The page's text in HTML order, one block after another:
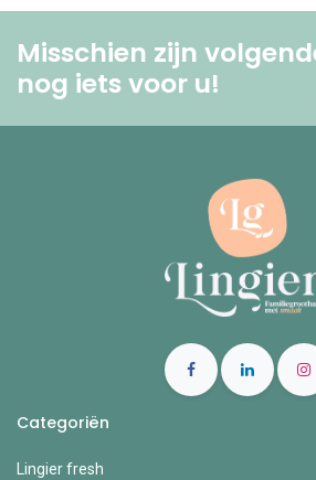
Misschien zijn
nog iets voor u! ​
Categoriën
Lingier fresh